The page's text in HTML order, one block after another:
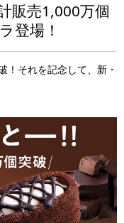
販売1,000万個
登場！
！それを記念して、新・